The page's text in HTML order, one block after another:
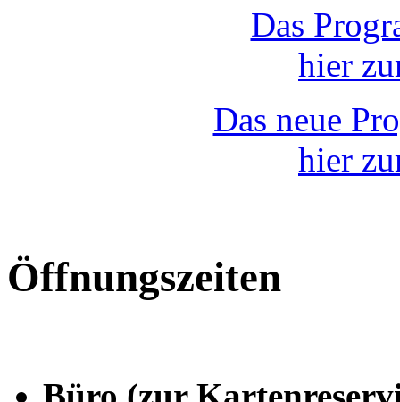
Das
hier
Das neue
hier
Öffnungszeiten